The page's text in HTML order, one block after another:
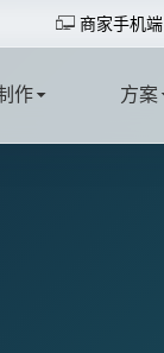
 商家手机端
作 方案